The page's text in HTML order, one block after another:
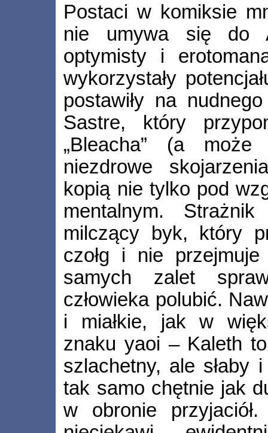
Postaci w komiksie
nie umywa się do
optymisty i
wykorzystały
postawiły na
Sastre, który
„Bleacha” (a
niezdrowe
kopią nie tylko pod
mentalnym.
milczący byk, który
czołg i nie
samych zalet
człowieka polubić.
i miałkie, jak w
znaku yaoi – Kaleth
szlachetny, ale słaby
tak samo chętnie jak
w obronie